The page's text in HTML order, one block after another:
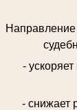
Направление
-
- снижает